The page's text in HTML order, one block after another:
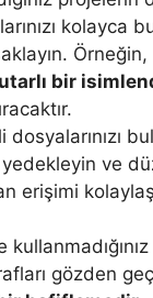
kolayca
Örneğin,
bir
dosyalarınızı
ve
erişimi
gözden